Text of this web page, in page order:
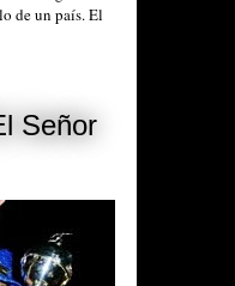
de un país. El
Señor